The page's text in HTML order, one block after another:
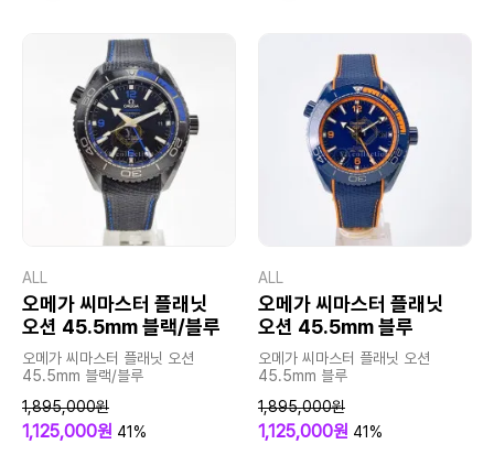
ALL
오메가 씨마스터 플래닛
오션 45.5mm 블랙/블루
오메가 씨마스터 플래닛 오션
45.5mm 블랙/블루
1,895,000원
1,125,000원 41%
ALL
오메가 씨마스터 플래닛
오션 45.5mm 블루
오메가 씨마스터 플래닛 오션
45.5mm 블루
1,895,000원
1,125,000원 41%